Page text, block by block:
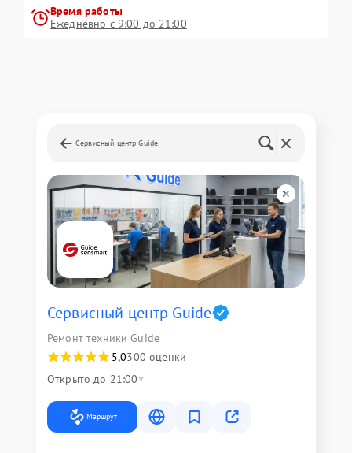
Время работы
Ежедневно с 9:00 до 21:00
Сервисный центр Guide
Сервисный центр Guide
Ремонт техники Guide
5,0300 оценки
Открыто до 21:00
Маршрут